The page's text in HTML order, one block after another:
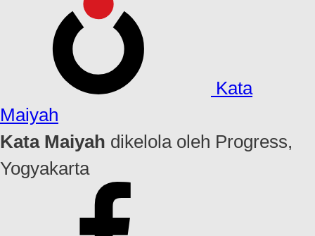
Kata
Maiyah
Kata Maiyah dikelola oleh Progress,
Yogyakarta